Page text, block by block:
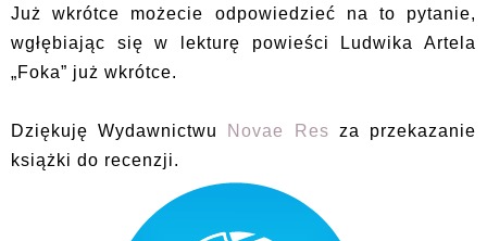
Już wkrótce możecie odpowiedzieć na to pytanie,
wgłębiając się w lekturę powieści Ludwika Artela
„Foka” już wkrótce.
Dziękuję Wydawnictwu Novae Res za przekazanie
książki do recenzji.